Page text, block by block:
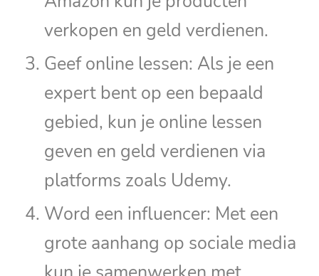
verkopen en geld verdienen.
Geef online lessen: Als je een
expert bent op een bepaald
gebied, kun je online lessen
geven en geld verdienen via
platforms zoals Udemy.
Word een influencer: Met een
grote aanhang op sociale media